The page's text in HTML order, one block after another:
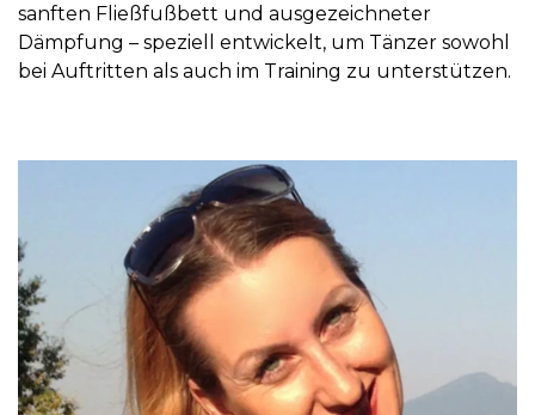
sanften Fließfußbett und ausgezeichneter
Dämpfung – speziell entwickelt, um Tänzer sowohl
bei Auftritten als auch im Training zu unterstützen.